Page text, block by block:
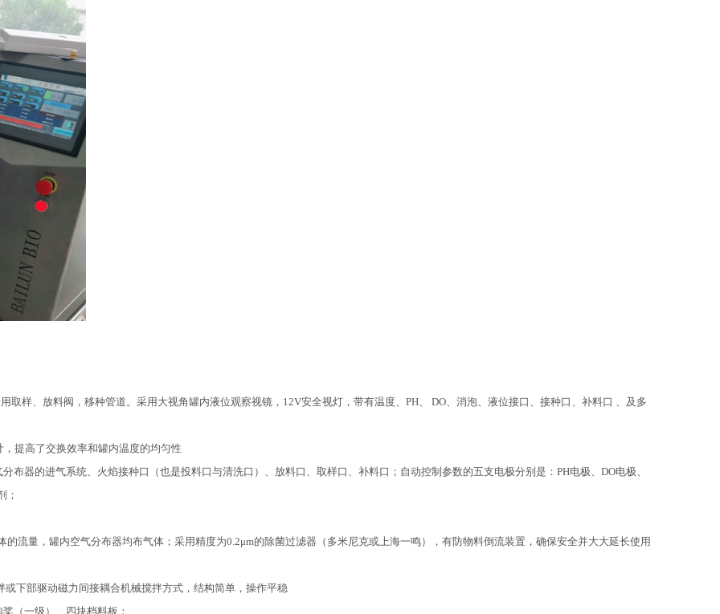
取样、放料阀，移种管道。采用大视角罐内液位观察视镜，12V安全视灯，带有温度、PH、 DO、消泡、液位接口、接种口、补料口 、及多
提高了交换效率和罐内温度的均匀性
布器的进气系统、火焰接种口（也是投料口与清洗口）、放料口、取样口、补料口；自动控制参数的五支电极分别是：PH电极、DO电极、
；
流量，罐内空气分布器均布气体；采用精度为0.2μm的除菌过滤器（多米尼克或上海一鸣），有防物料倒流装置，确保安全并大大延长使用
或下部驱动磁力间接耦合机械搅拌方式，结构简单，操作平稳
（一级）、四块档料板；